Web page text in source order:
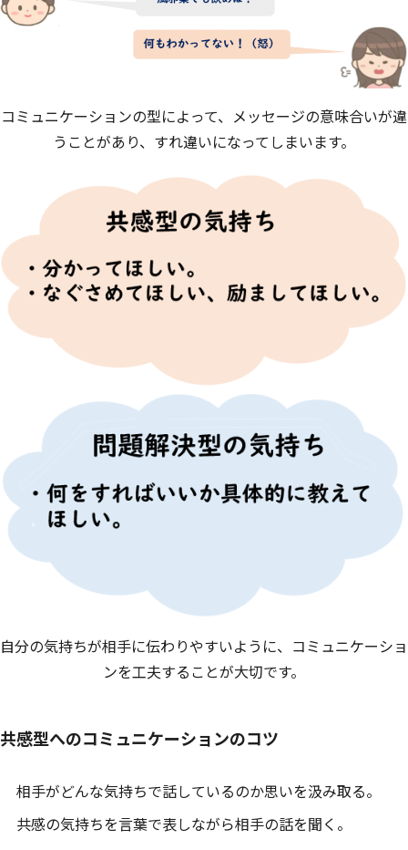
コミュニケーションの型によって、メッセージの意味合いが違
うことがあり、すれ違いになってしまいます。
自分の気持ちが相手に伝わりやすいように、コミュニケーショ
ンを工夫することが大切です。
共感型へのコミュニケーションのコツ
相手がどんな気持ちで話しているのか思いを汲み取る。
共感の気持ちを言葉で表しながら相手の話を聞く。